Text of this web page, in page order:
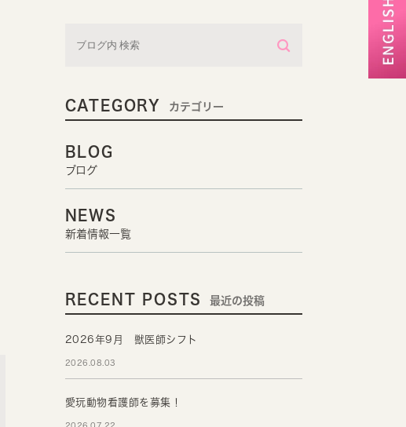
CATEGORY カテゴリー
BLOG
ブログ
NEWS
新着情報一覧
RECENT POSTS 最近の投稿
2026年9月 獣医師シフト
2026.08.03
愛玩動物看護師を募集！
2026.07.22